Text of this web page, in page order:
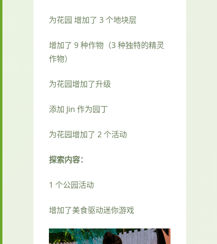
为花园 增加了 3 个地块层
增加了 9 种作物（3 种独特的精灵
作物）
为花园增加了升级
添加 Jin 作为园丁
为花园增加了 2 个活动
探索内容：
1 个公园活动
增加了美食驱动迷你游戏